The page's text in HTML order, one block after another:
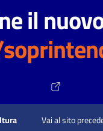
il
Vai al sito